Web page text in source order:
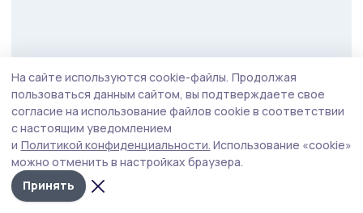
Фото: Вадим Панов
По его словам выпускники программы готовы
продолжить служить Родине в новом качестве.
Уже сейчас 9 выпускников трудоустроены, 2
На сайте используются cookie-файлы. Продолжая
пользоваться данным сайтом, вы подтверждаете свое
согласие на использование файлов cookie в соответствии
с настоящим уведомлением
и Политикой конфиденциальности. Использование «cookie»
можно отменить в настройках браузера.
Принять